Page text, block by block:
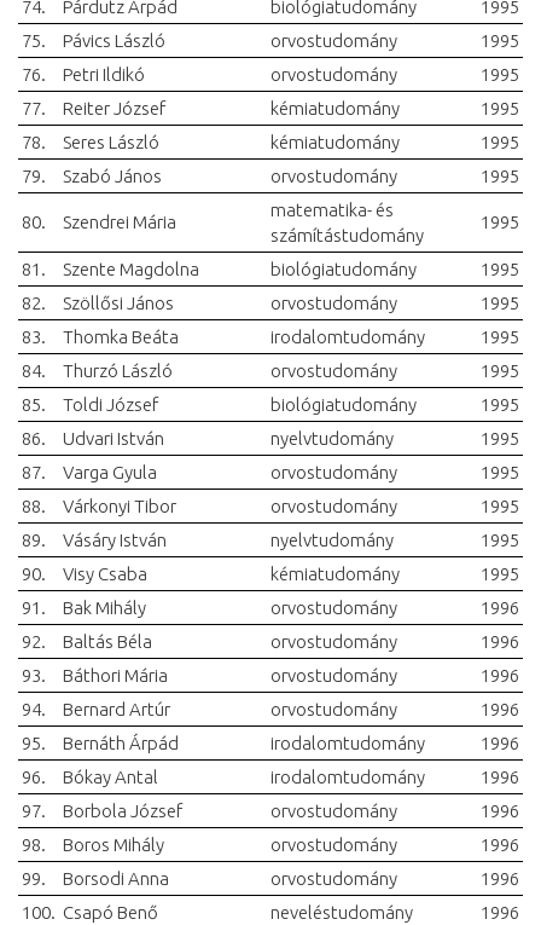
74.
Párdutz Árpád biológiatudomány
1995
75.
Pávics László orvostudomány
1995
76.
Petri Ildikó orvostudomány
1995
77.
Reiter József kémiatudomány
1995
78.
Seres László kémiatudomány
1995
79.
Szabó János orvostudomány 1995
80. Szendrei Mária
matematika- és
számítástudomány
1995
81. Szente Magdolna biológiatudomány
1995
82.
Szöllősi János orvostudomány
1995
83.
Thomka Beáta irodalomtudomány
1995
84.
Thurzó László orvostudomány
1995
85.
Toldi József biológiatudomány
1995
86.
Udvari István nyelvtudomány
1995
87.
Varga Gyula orvostudomány
1995
88.
Várkonyi Tibor orvostudomány
1995
89.
Vásáry István nyelvtudomány
1995
90.
Visy Csaba kémiatudomány
1995
91.
Bak Mihály orvostudomány
1996
92.
Baltás Béla orvostudomány
1996
93.
Báthori Mária orvostudomány
1996
94.
Bernard Artúr orvostudomány
1996
95.
Bernáth Árpád irodalomtudomány
1996
96.
Bókay Antal irodalomtudomány
1996
97.
Borbola József orvostudomány
1996
98.
Boros Mihály orvostudomány
1996
99.
Borsodi Anna orvostudomány
1996
100. Csapó Benő neveléstudomány 1996